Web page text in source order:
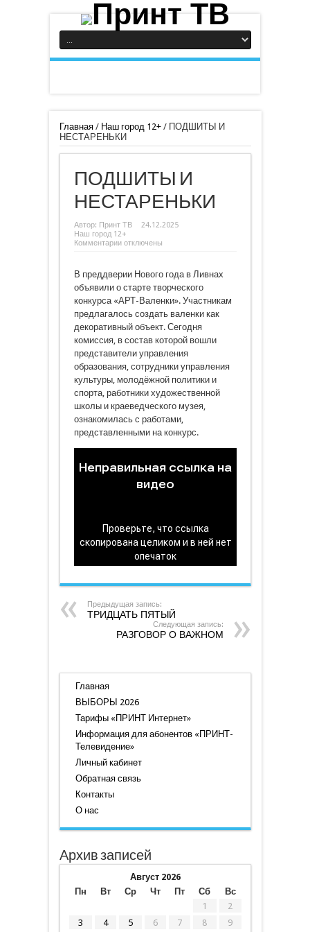
Главная/ Наш город 12+/ ПОДШИТЫ И
НЕСТАРЕНЬКИ
ПОДШИТЫ И
НЕСТАРЕНЬКИ
Автор: Принт ТВ
24.12.2025
Наш город 12+
Комментариик
НЕСТАРЕНЬКИ
отключены
В преддверии Нового года в Ливнах
объявили о старте творческого
конкурса «АРТ-Валенки». Участникам
предлагалось создать валенки как
декоративный объект. Сегодня
комиссия, в состав которой вошли
представители управления
образования, сотрудники управления
культуры, молодёжной политики и
спорта, работники художественной
школы и краеведческого музея,
ознакомилась с работами,
представленными на конкурс.
Предыдущая запись:
ТРИДЦАТЬ ПЯТЫЙ
Следующая запись:
РАЗГОВОР О ВАЖНОМ
Главная
ВЫБОРЫ 2026
Тарифы «ПРИНТ Интернет»
Информация для абонентов «ПРИНТ-
Телевидение»
Личный кабинет
Обратная связь
Контакты
О нас
Архив записей
Август 2026
Пн
Вт Ср Чт Пт Сб
Вс
1
2
3
4 5 6 7 8 9